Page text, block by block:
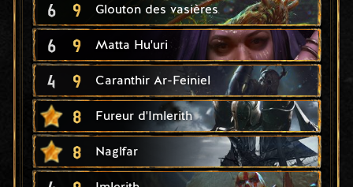
6 9 Glouton des vasières
6 9 Matta Hu'uri
4 9 Caranthir Ar-Feiniel
8 Fureur d'Imlerith
8 Naglfar